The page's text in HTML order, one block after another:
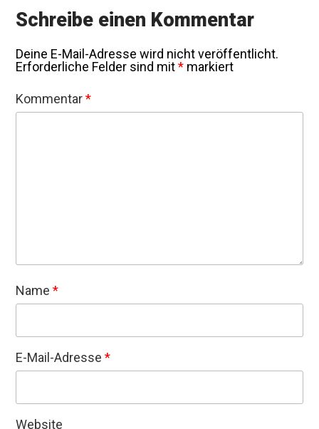
Schreibe einen Kommentar
Deine E-Mail-Adresse wird nicht veröffentlicht.
Erforderliche Felder sind mit* markiert
Kommentar*
Name*
E-Mail-Adresse*
Website